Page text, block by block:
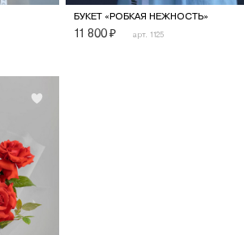
БУКЕТ «РОБКАЯ НЕЖНОСТЬ»
11 800₽ арт. 1125